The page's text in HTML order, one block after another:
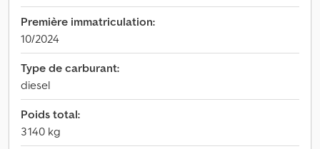
Première immatriculation:
10/2024
Type de carburant:
diesel
Poids total:
3 140 kg